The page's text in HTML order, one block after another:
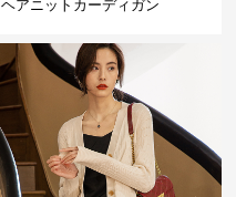
ヘアニットカーディガン